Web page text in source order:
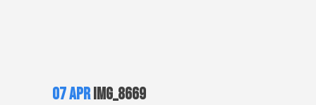
07 AprIMG_8669